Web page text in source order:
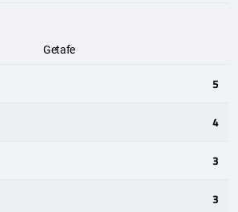
Getafe
5
4
3
3